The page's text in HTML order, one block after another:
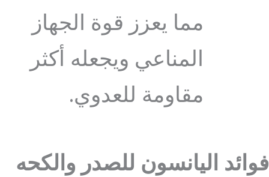
مما يعزز قوة الجهاز
المناعي ويجعله أكثر
مقاومة للعدوي.
فوائد اليانسون للصدر والكحه